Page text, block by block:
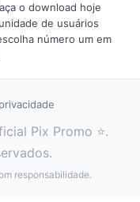
o download hoje
de usuários
número um em
Pix Promo ⭐.
responsabilidade.